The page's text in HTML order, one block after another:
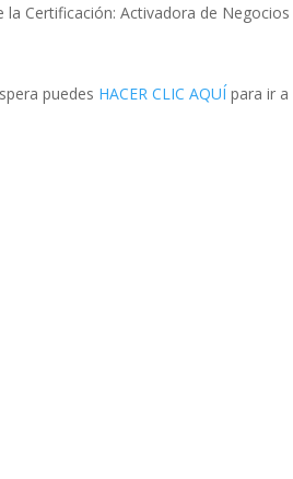
la Certificación: Activadora de
puedes HACER CLIC AQUÍ para ir